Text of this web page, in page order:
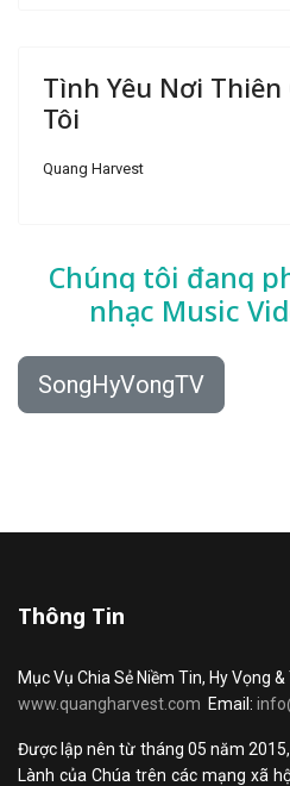
Tình Yêu Nơi
Tôi
Quang Harvest
Chúng tôi đang
nhạc Music
SongHyVongTV
Thông Tin
Mục Vụ Chia Sẻ Niềm Tin, Hy Vọng
www.quangharvest.com Email:
Được lập nên từ tháng 05 năm
Lành của Chúa trên các mạng xã